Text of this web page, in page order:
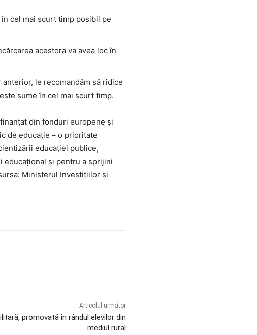
cel mai scurt timp posibil pe
acestora va avea loc în
le recomandăm să ridice
sume în cel mai scurt timp.
din fonduri europene și
de educație – o prioritate
educației publice,
educațional și pentru a sprijini
Ministerul Investițiilor și
Articolul următor
promovată în rândul elevilor din
mediul rural